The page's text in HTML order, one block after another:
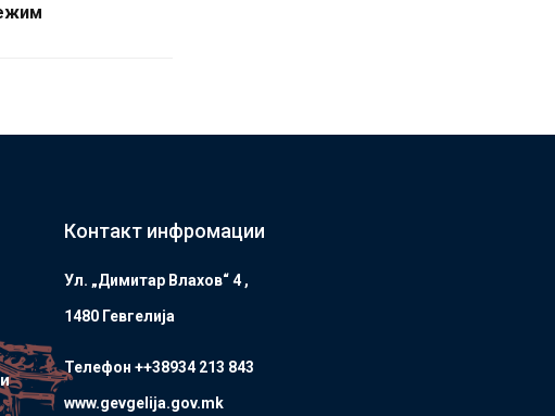
Контакт инфромации
Ул. „Димитар Влахов“ 4 ,
1480 Гевгелијa
Телефон ++38934 213 843
www.gevgelija.gov.mk